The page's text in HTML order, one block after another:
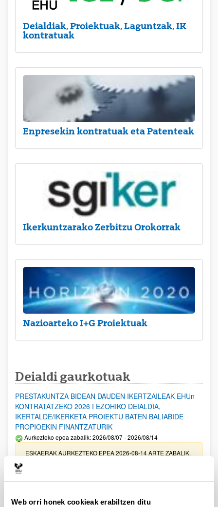
Web orri honek cookieak erabiltzen ditu
Deialdiak, Proiektuak, Laguntzak, IK
kontratuak
Enpresekin kontratuak eta Patenteak
Ikerkuntzarako Zerbitzu Orokorrak
Nazioarteko I+G Proiektuak
Deialdi gaurkotuak
PRESTAKUNTZA BIDEAN DAUDEN IKERTZAILEAK EHUn
KONTRATATZEKO 2026 I EZOHIKO DEIALDIA,
IKERTALDE/IKERKETA PROIEKTU BATEN BALIABIDE
PROPIOEKIN FINANTZATURIK
Aurkezteko epea zabalik: 2026/08/07 - 2026/08/14
ESKAERAK AURKEZTEKO EPEA 2026-08-14 ARTE ZABALIK.
UPV/EHUn Azpiegitura Zientifikoa eta Funts Bibliografikoak